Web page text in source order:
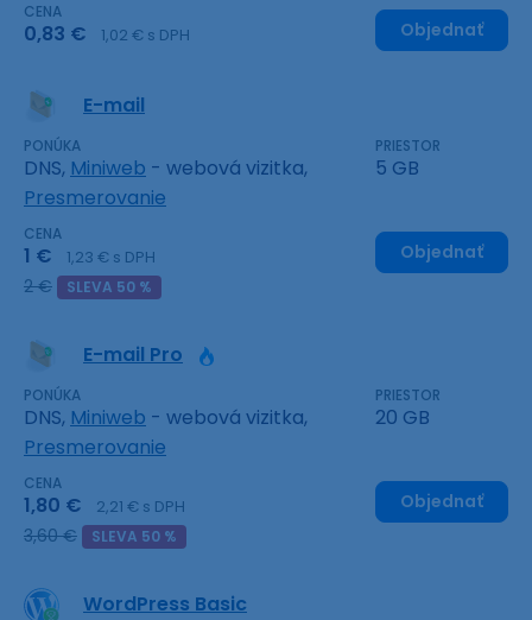
CENA
0,83 € 1,02 € s DPH Objednať
E-mail
PONÚKA
DNS, Miniweb - webová vizitka,
Presmerovanie
PRIESTOR
5 GB
CENA
1 € 1,23 € s DPH
2 € SLEVA 50 %
Objednať
E-mail Pro
PONÚKA
DNS, Miniweb - webová vizitka,
Presmerovanie
PRIESTOR
20 GB
CENA
1,80 € 2,21 € s DPH
3,60 € SLEVA 50 %
Objednať
WordPress Basic